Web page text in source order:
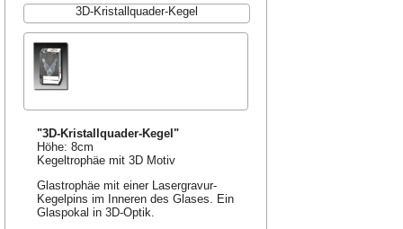
3D-Kristallquader-Kegel
"3D-Kristallquader-Kegel"
Höhe: 8cm
Kegeltrophäe mit 3D Motiv
Glastrophäe mit einer Lasergravur-
Kegelpins im Inneren des Glases. Ein
Glaspokal in 3D-Optik.